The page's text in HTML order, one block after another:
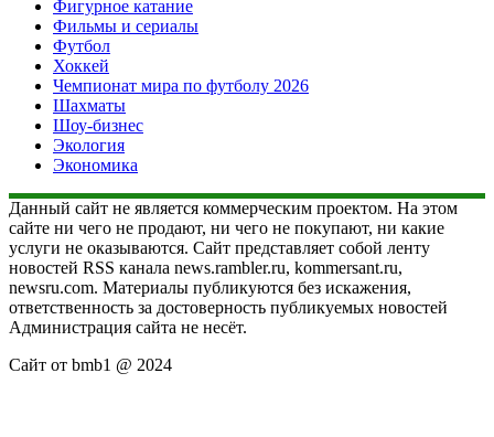
Фигурное катание
Фильмы и сериалы
Футбол
Хоккей
Чемпионат мира по футболу 2026
Шахматы
Шоу-бизнес
Экология
Экономика
Данный сайт не является коммерческим проектом. На этом
сайте ни чего не продают, ни чего не покупают, ни какие
услуги не оказываются. Сайт представляет собой ленту
новостей RSS канала news.rambler.ru, kommersant.ru,
newsru.com. Материалы публикуются без искажения,
ответственность за достоверность публикуемых новостей
Администрация сайта не несёт.
Сайт от bmb1 @ 2024